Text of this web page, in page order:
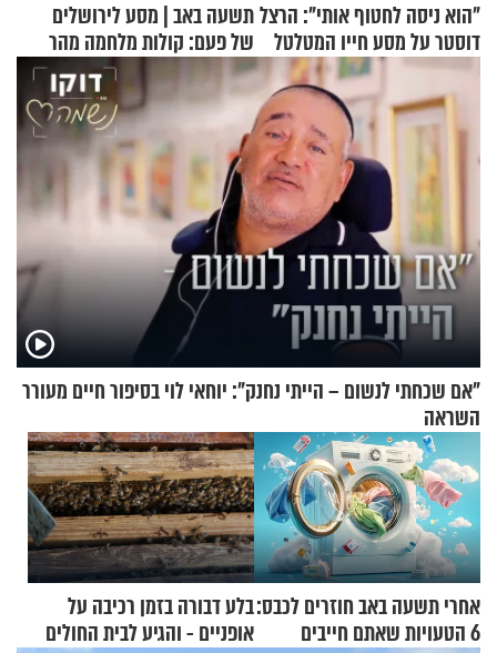
"הוא ניסה לחטוף אותי": הרצל
דוסטר על מסע חייו המטלטל
תשעה באב | מסע לירושלים
של פעם: קולות מלחמה מהר
הזיתים
"אם שכחתי לנשום – הייתי נחנק": יוחאי לוי בסיפור חיים מעורר
השראה
אחרי תשעה באב חוזרים לכבס:
6 הטעויות שאתם חייבים
בלע דבורה בזמן רכיבה על
אופניים - והגיע לבית החולים